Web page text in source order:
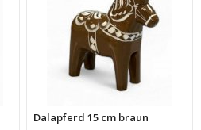
Dalapferd 15 cm braun